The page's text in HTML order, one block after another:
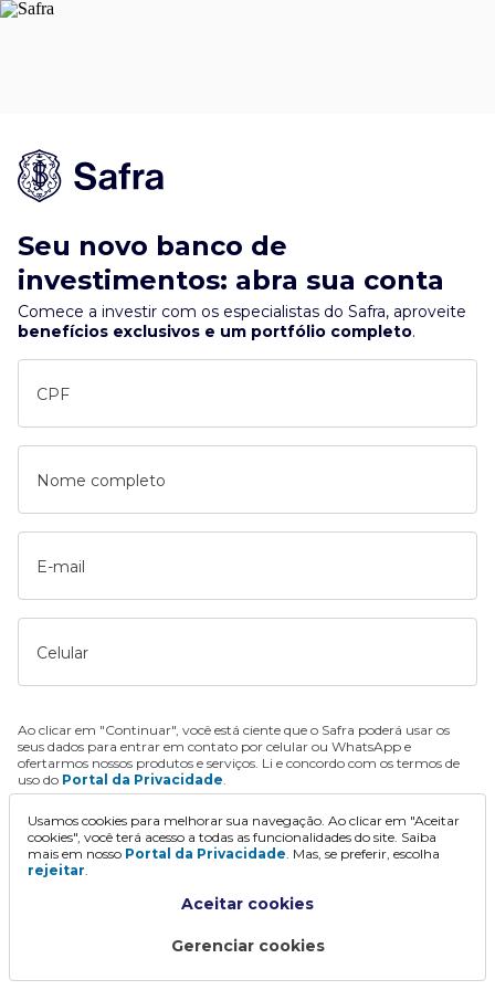
Seu novo banco de
investimentos: abra sua conta
Comece a investir com os especialistas do Safra, aproveite
benefícios exclusivos e um portfólio completo.
CPF
Nome completo
E-mail
Celular
Ao clicar em "Continuar", você está ciente que o Safra poderá usar os
seus dados para entrar em contato por celular ou WhatsApp e
ofertarmos nossos produtos e serviços. Li e concordo com os termos de
uso do Portal da Privacidade.
Continuar
Usamos cookies para melhorar sua navegação. Ao clicar em "Aceitar
cookies", você terá acesso a todas as funcionalidades do site. Saiba
mais em nosso Portal da Privacidade. Mas, se preferir, escolha
rejeitar.
Aceitar cookies
Gerenciar cookies